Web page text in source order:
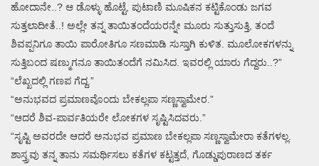
ಹೋದಾನೇ..? ಆ ಡೊಳ್ಳು ಹೊಟ್ಟೆ, ಪುಟಾಣಿ ಮೂಷಿಕನ ಕಟ್ಟಿಕೊಂಡು ಜಗವ
ಸುತ್ತಲಾದೀತೆ..! ಅಲ್ಲೇ ತನ್ನ ತಾಯಿತಂದೆಯರನ್ನೇ ಮೂರು ಸುತ್ತುಸುತ್ತಿ, ತಂದೆ
ಶಿವಪ್ಪನಿಗೂ ತಾಯಿ ಪಾರೋತಿಗೂ ಸಣಮಾಡಿ ಸುಸ್ತಾಗಿ ಕುಳಿತ. ಮೂಲೋಕಗಳನ್ನು
ಸುತ್ತಿಬಂದ ಷಣ್ಮುಗನೂ ತಾಯಿತಂದೆಗೆ ನಮಿಸಿದ. ಇವರಲ್ಲಿ ಯಾರು ಗೆದ್ದರು..?”
“ಲೆಖ್ಖದಲ್ಲಿ ಗಣಪ ಗೆದ್ದ.”
“ಅನುಭವದ ಪ್ರಮಾಣವೊಂದು ಬೇಕಲ್ಲಪಾ ಸಣ್ಣಸ್ವಾಮೇರ.”
“ಆದರೆ ಶಿವ-ಪಾರ್ವತಿಯರೇ ಲೋಕಗಳ ಸೃಷ್ಟಿಸಿದವರು.”
“ಸೃಷ್ಟಿ ಅವರದೇ ಆದರೆ ಅನುಭವ ಪ್ರಮಾಣ ಬೇಕಲ್ಲಪಾ ಸಣ್ಣಸ್ವಾಮೇರಾ ಕತೆಗಳಲ್ಲ.
ಶಾಸ್ತ್ರವು ತನ್ನ ತಾನು ಸಮರ್ಥಿಸಲು ಕತೆಗಳ ಕಟ್ಟತ್ತದೆ, ಗೊಡ್ಡುಪುರಾಣದ ತರ್ಕ